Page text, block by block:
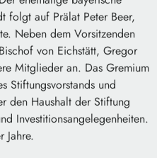
folgt auf Prälat Peter Beer,
Neben dem Vorsitzenden
von Eichstätt, Gregor
Mitglieder an. Das Gremium
Stiftungsvorstands und
den Haushalt der Stiftung
Investitionsangelegenheiten.
Jahre.